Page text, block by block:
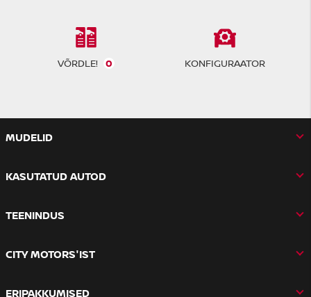
VÕRDLE! 0 KONFIGURAATOR
MUDELID
KASUTATUD AUTOD
TEENINDUS
CITY MOTORS'IST
ERIPAKKUMISED